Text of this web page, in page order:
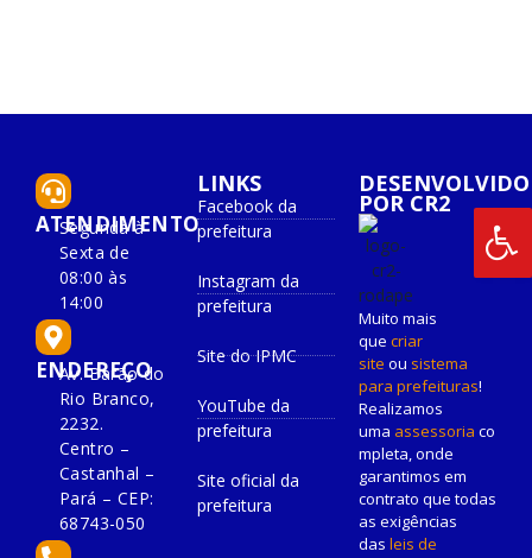
ATENDIMENTO
Segunda à
Sexta de
08:00 às
14:00
ENDEREÇO
Av. Barão do
Rio Branco,
2232.
Centro –
Castanhal –
Pará – CEP:
68743-050
LINKS
Facebook da
prefeitura
Instagram da
prefeitura
Site do IPMC
YouTube da
prefeitura
Site oficial da
prefeitura
DESENVOLVIDO
POR CR2
Muito mais
que criar
site ou sistema
para prefeituras!
Realizamos
uma assessoria co
mpleta, onde
garantimos em
contrato que todas
as exigências
das leis de